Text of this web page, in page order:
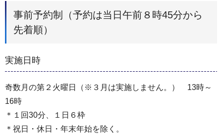
事前予約制（予約は当日午前８時45分から
先着順）
実施日時
奇数月の第２火曜日（※３月は実施しません。） 13時～
16時
＊１回30分、１日６枠
＊祝日・休日・年末年始を除く。